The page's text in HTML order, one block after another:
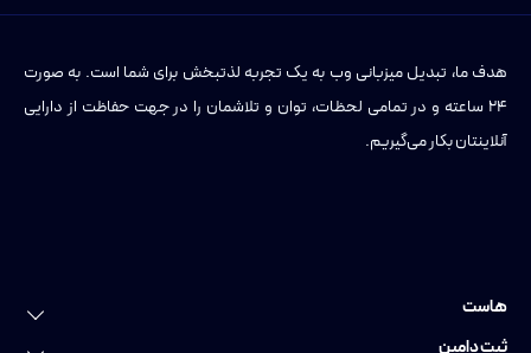
هدف ما، تبدیل میزبانی وب به یک تجربه لذتبخش برای شما است. به صورت
۲۴ ساعته و در تمامی لحظات، توان و تلاشمان را در جهت حفاظت از دارایی
آنلاینتان بکار می‌گیریم.
هاست
ثبت دامین